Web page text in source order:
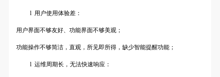
l 用户使用体验差：
用户界面不够友好、功能界面不够美观；
功能操作不够简洁，直观，所见即所得，缺少智能提醒功能；
l 运维周期长，无法快速响应：